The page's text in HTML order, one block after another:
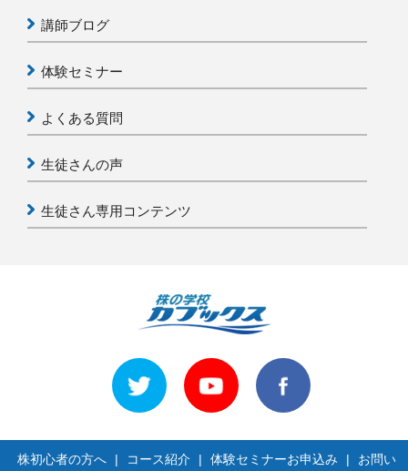
講師ブログ
体験セミナー
よくある質問
生徒さんの声
生徒さん専用コンテンツ
株初心者の方へ | コース紹介 | 体験セミナーお申込み | お問い